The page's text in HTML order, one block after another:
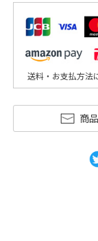
送料・お支払方法
商